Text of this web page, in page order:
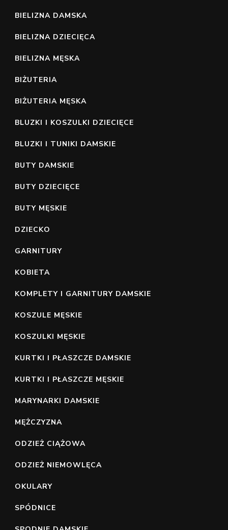
BIELIZNA DAMSKA
BIELIZNA DZIECIĘCA
BIELIZNA MĘSKA
BIŻUTERIA
BIŻUTERIA MĘSKA
BLUZKI I KOSZULKI DZIECIĘCE
BLUZKI I TUNIKI DAMSKIE
BUTY DAMSKIE
BUTY DZIECIĘCE
BUTY MĘSKIE
DZIECKO
GARNITURY
KOBIETA
KOMPLETY I GARNITURY DAMSKIE
KOSZULE MĘSKIE
KOSZULKI MĘSKIE
KURTKI I PŁASZCZE DAMSKIE
KURTKI I PŁASZCZE MĘSKIE
MARYNARKI DAMSKIE
MĘŻCZYZNA
ODZIEŻ CIĄŻOWA
ODZIEŻ NIEMOWLĘCA
OKULARY
SPÓDNICE